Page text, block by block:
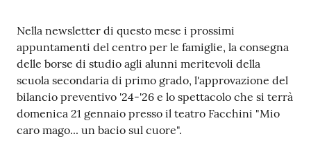
Contenuto
Nella newsletter di questo mese i prossimi
appuntamenti del centro per le famiglie, la consegna
delle borse di studio agli alunni meritevoli della
scuola secondaria di primo grado, l'approvazione del
bilancio preventivo '24-'26 e lo spettacolo che si terrà
domenica 21 gennaio presso il teatro Facchini "Mio
caro mago... un bacio sul cuore".